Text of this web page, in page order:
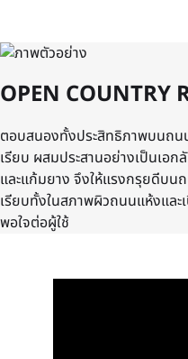
OPEN COUNTRY
ตอบสนองทั้งประสิทธิภาพบนถน
เรียบ ผสมประสานอย่างเป็นเอ
และแก้มยาง จึงให้แรงกรุยดีบน
เรียบทั้งในสภาพผิวถนนแห้งและ
พอใจต่อผู้ใช้